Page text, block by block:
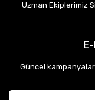
Uzman Ekiplerimiz
E-
Güncel